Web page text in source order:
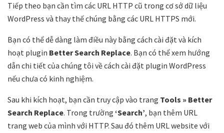
Tiếp theo bạn cần tìm các URL HTTP cũ trong cơ sở dữ liệu
WordPress và thay thế chúng bằng các URL HTTPS mới.
Bạn có thể dễ dàng làm điều này bằng cách cài đặt và kích
hoạt plugin Better Search Replace. Bạn có thể xem hướng
dẫn chi tiết của chúng tôi về cách cài đặt plugin WordPress
nếu chưa có kinh nghiệm.
Sau khi kích hoạt, bạn cần truy cập vào trang Tools » Better
Search Replace. Trong trường ‘Search’, bạn thêm URL
trang web của mình với HTTP. Sau đó thêm URL website với